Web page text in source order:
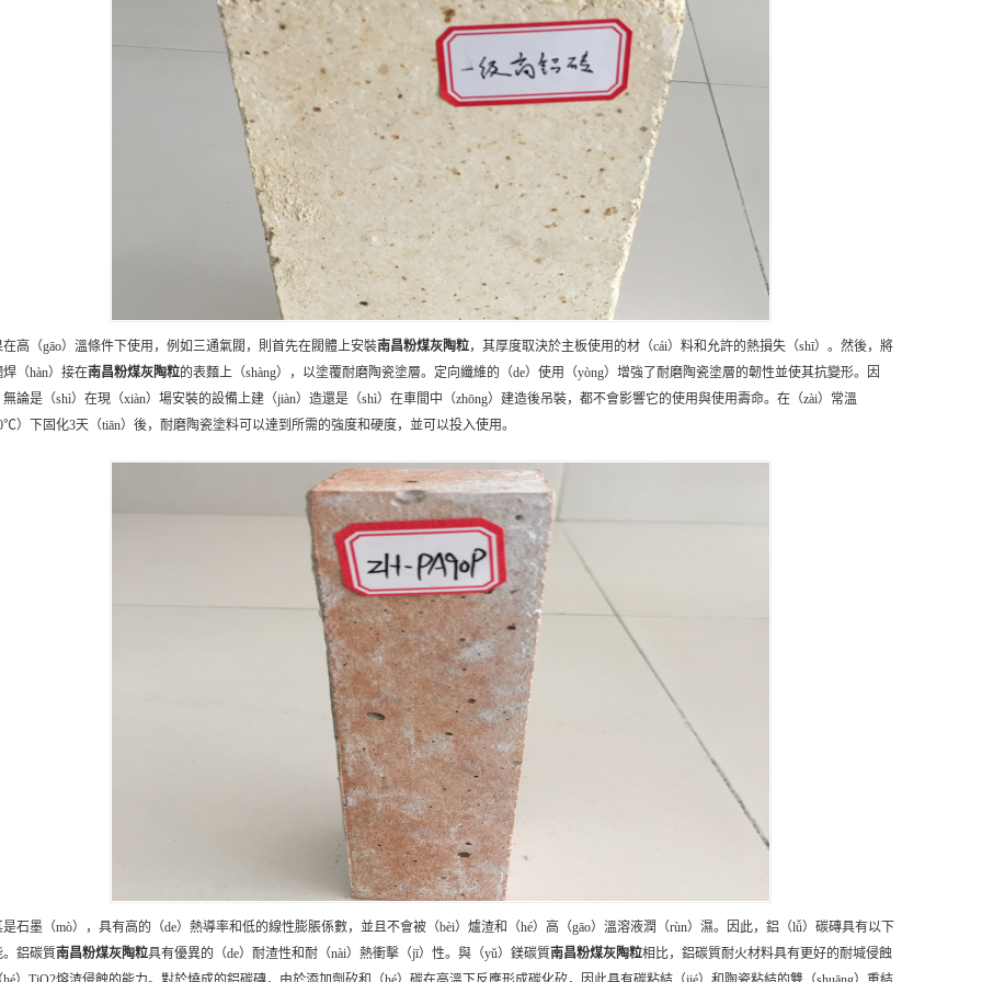
在高（gāo）溫條件下使用，例如三通氣閥，則首先在閥體上安裝南昌粉煤灰陶粒，其厚度取決於主板使用的材（cái）料和允許的熱損失（shī）。然後，將
（hàn）接在南昌粉煤灰陶粒的表麵上（shàng），以塗覆耐磨陶瓷塗層。定向纖維的（de）使用（yòng）增強了耐磨陶瓷塗層的韌性並使其抗變形。因
無論是（shì）在現（xiàn）場安裝的設備上建（jiàn）造還是（shì）在車間中（zhōng）建造後吊裝，都不會影響它的使用與使用壽命。在（zài）常溫
）下固化3天（tiān）後，耐磨陶瓷塗料可以達到所需的強度和硬度，並可以投入使用。
是石墨（mò），具有高的（de）熱導率和低的線性膨脹係數，並且不會被（bèi）爐渣和（hé）高（gāo）溫溶液潤（rùn）濕。因此，鋁（lǚ）碳磚具有以下
。鋁碳質南昌粉煤灰陶粒具有優異的（de）耐渣性和耐（nài）熱衝擊（jī）性。與（yǔ）鎂碳質南昌粉煤灰陶粒相比，鋁碳質耐火材料具有更好的耐堿侵蝕